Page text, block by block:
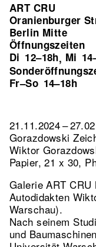
ART CRU
Oranienburger
Berlin Mitte
Öffnungszeiten
Di 12–18h, Mi
Fr–So 14–18h
21.11.2024 –
Gorazdowski
Wiktor
Papier, 21 x 30,
Galerie ART
Autodidakten
Warschau).
Nach seinem
und